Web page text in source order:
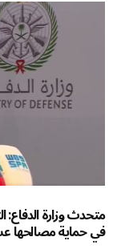
متحدث وزارة
في حماية مصالحها